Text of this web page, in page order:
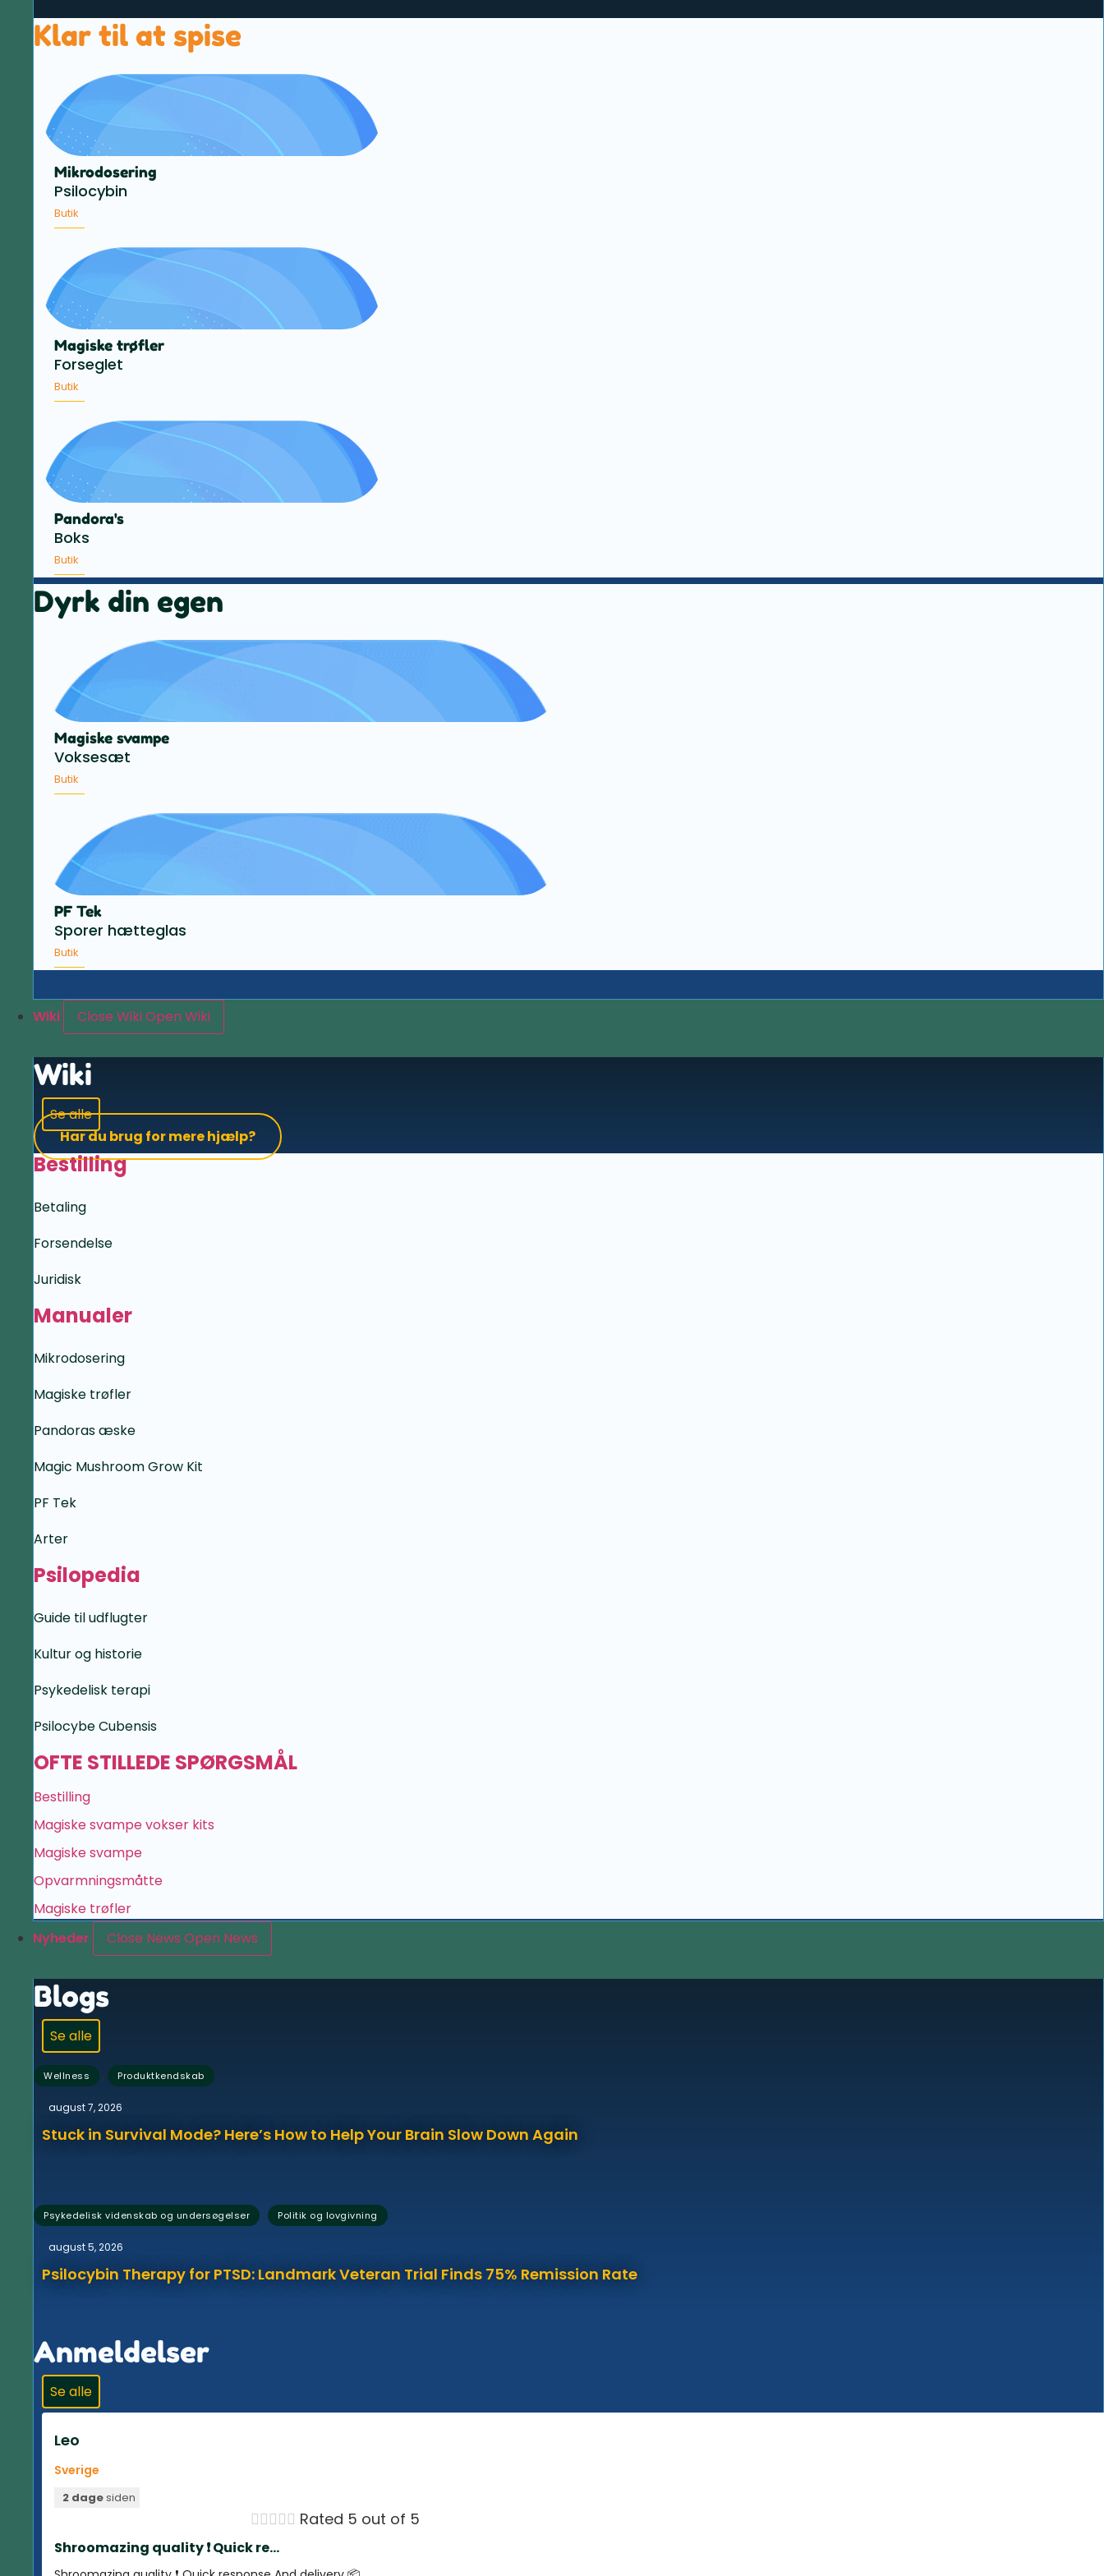
Klar til at spise
Mikrodosering
Psilocybin
Butik
Magiske trøfler
Forseglet
Butik
Pandora's
Boks
Butik
Dyrk din egen
Magiske svampe
Voksesæt
Butik
PF Tek
Sporer hætteglas
Butik
Wiki Close WikiOpen Wiki
Wiki
Se alle
Har du brug for mere hjælp?
Bestilling
Betaling
Forsendelse
Juridisk
Manualer
Mikrodosering
Magiske trøfler
Pandoras æske
Magic Mushroom Grow Kit
PF Tek
Arter
Psilopedia
Guide til udflugter
Kultur og historie
Psykedelisk terapi
Psilocybe Cubensis
OFTE STILLEDE SPØRGSMÅL
Bestilling
Magiske svampe vokser kits
Magiske svampe
Opvarmningsmåtte
Magiske trøfler
Nyheder
Close News Open News
Blogs
Se alle
Wellness , Produktkendskab
august 7, 2026
Stuck in Survival Mode? Here’s How to Help Your Brain Slow Down Again
Psykedelisk videnskab og undersøgelser , Politik og lovgivning
august 5, 2026
Psilocybin Therapy for PTSD: Landmark Veteran Trial Finds 75% Remission Rate
Anmeldelser
Se alle
Leo
Sverige
2 dagesiden
 Rated 5 out of 5
Shroomazing quality ❗️ Quick re...